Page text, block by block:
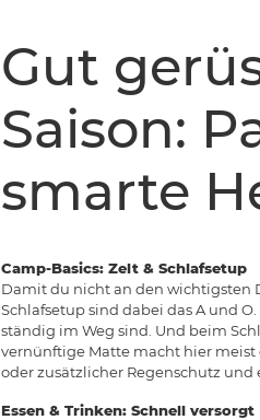
Gut
Saison:
smarte
Camp-Basics: Zelt & Schlafsetup
Damit du nicht an den wichtigsten
Schlafsetup sind dabei das A und
ständig im Weg sind. Und beim
vernünftige Matte macht hier meist
oder zusätzlicher Regenschutz und
Essen & Trinken: Schnell versorgt